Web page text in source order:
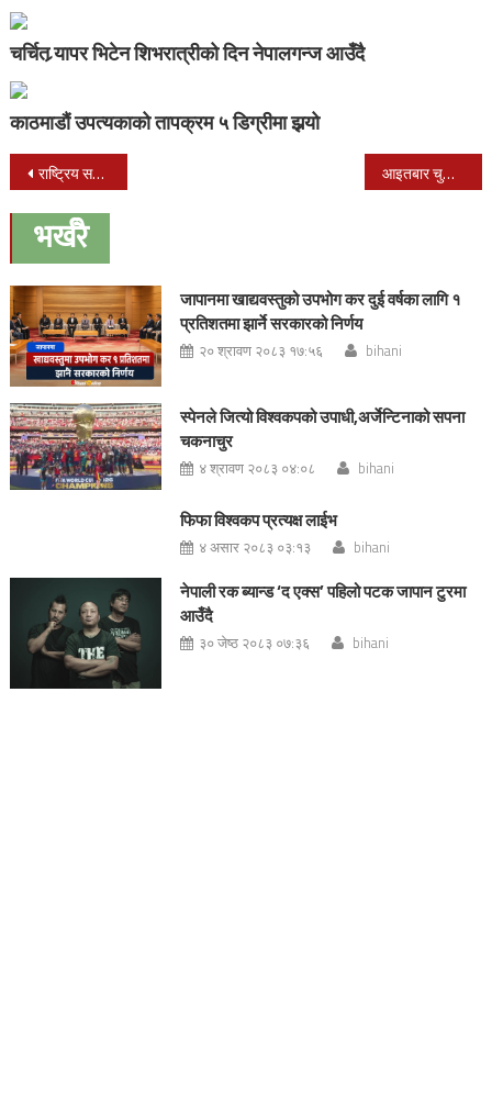
चर्चित र्‍यापर भिटेन शिभरात्रीको दिन नेपालगन्ज आउँदै
काठमाडौं उपत्यकाको तापक्रम ५ डिग्रीमा झर्‍यो
Post
navigation
राष्ट्रिय समाचार समिति नेपालगंजका क्षेत्रीय प्रमुख गौतम सम्मानीत हुने आइतबार चुनाव मिति घोषणा गर्ने तयारी ,प्रधानमन्त्री,देउवा र ओली भेटवार्तामा के भयो ?
भर्खरै
जापानमा खाद्यवस्तुको उपभोग कर दुई वर्षका लागि १
प्रतिशतमा झार्ने सरकारको निर्णय
२० श्रावण २०८३ १७:५६ bihani
स्पेनले जित्यो विश्वकपको उपाधी,अर्जेन्टिनाको सपना
चकनाचुर
४ श्रावण २०८३ ०४:०८ bihani
फिफा विश्वकप प्रत्यक्ष लाईभ
४ असार २०८३ ०३:१३ bihani
नेपाली रक ब्यान्ड ‘द एक्स’ पहिलो पटक जापान टुरमा
आउँदै
३० जेष्ठ २०८३ ०७:३६ bihani